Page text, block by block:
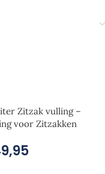
Zitzak vulling –
voor Zitzakken